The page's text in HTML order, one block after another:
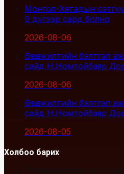
Монгол-Хятадын
9 дүгээр сард болно
2026-08-06
Өвөлжилтийн бэлтгэл
сайд Н.Номтойбаяр
2026-08-06
Өвөлжилтийн бэлтгэл
сайд Н.Номтойбаяр
2026-08-05
Холбоо барих